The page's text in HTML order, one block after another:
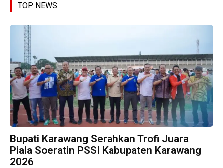
TOP NEWS
Bupati Karawang Serahkan Trofi Juara
Piala Soeratin PSSI Kabupaten Karawang
2026